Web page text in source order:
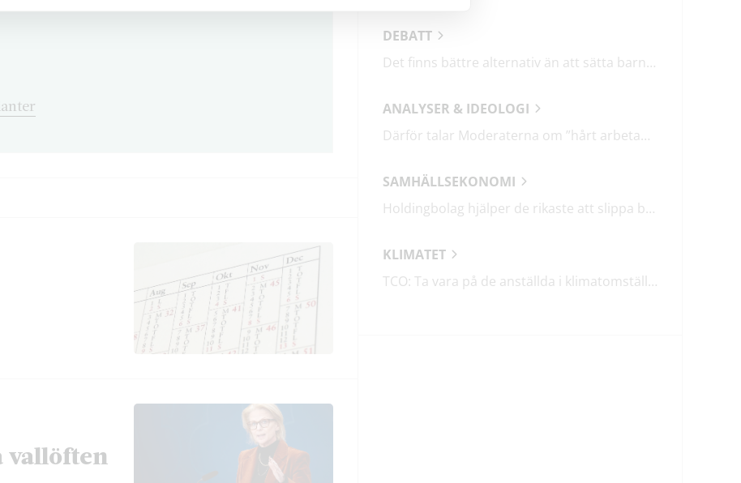
vallöften
DEBATT
Det finns bättre alternativ än att sätta barn i fängelse
ANALYSER & IDEOLOGI
Därför talar Moderaterna om ”hårt arbetande människor”
SAMHÄLLSEKONOMI
Holdingbolag hjälper de rikaste att slippa betala miljarder i skatt
KLIMATET
TCO: Ta vara på de anställda i klimatomställningen